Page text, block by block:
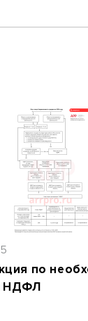
по
НДФЛ